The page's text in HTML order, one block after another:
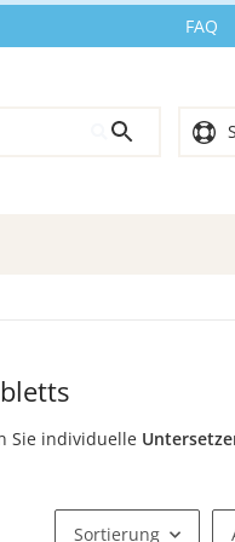
FAQ
Sie individuelle
Sortierung